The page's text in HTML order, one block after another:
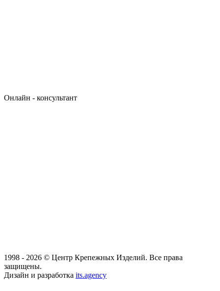
Онлайн - консультант
1998 - 2026 © Центр Крепежных Изделий. Все права
защищены.
Дизайн и разработка its.agency